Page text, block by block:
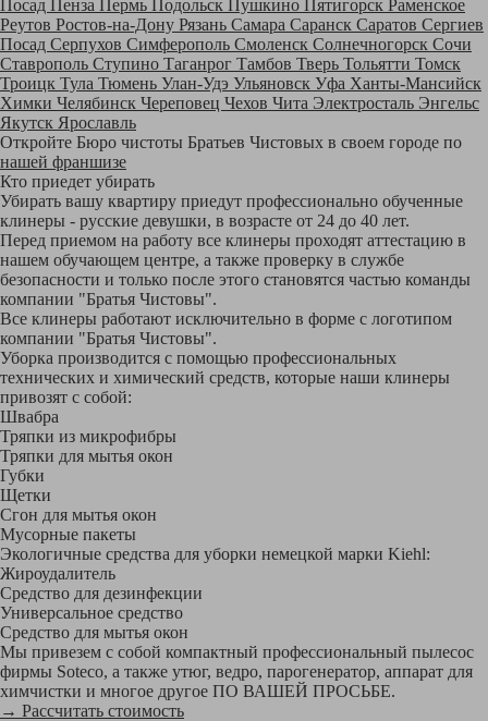
Посад Пенза Пермь Подольск Пушкино Пятигорск Раменское
Реутов Ростов-на-Дону Рязань Самара Саранск Саратов Сергиев
Посад Серпухов Симферополь Смоленск Солнечногорск Сочи
Ставрополь Ступино Таганрог Тамбов Тверь Тольятти Томск
Троицк Тула Тюмень Улан-Удэ Ульяновск Уфа Ханты-Мансийск
Химки Челябинск Череповец Чехов Чита Электросталь Энгельс
Якутск Ярославль
Откройте Бюро чистоты Братьев Чистовых в своем городе по
нашей франшизе
Кто приедет убирать
Убирать вашу квартиру приедут профессионально обученные
клинеры - русские девушки, в возрасте от 24 до 40 лет.
Перед приемом на работу все клинеры проходят аттестацию в
нашем обучающем центре, а также проверку в службе
безопасности и только после этого становятся частью команды
компании "Братья Чистовы".
Все клинеры работают исключительно в форме с логотипом
компании "Братья Чистовы".
Уборка производится с помощью профессиональных
технических и химический средств, которые наши клинеры
привозят с собой:
Швабра
Тряпки из микрофибры
Тряпки для мытья окон
Губки
Щетки
Сгон для мытья окон
Мусорные пакеты
Экологичные средства для уборки немецкой марки Kiehl:
Жироудалитель
Средство для дезинфекции
Универсальное средство
Средство для мытья окон
Мы привезем с собой компактный профессиональный пылесос
фирмы Soteco, а также утюг, ведро, парогенератор, аппарат для
химчистки и многое другое ПО ВАШЕЙ ПРОСЬБЕ.
→ Рассчитать стоимость